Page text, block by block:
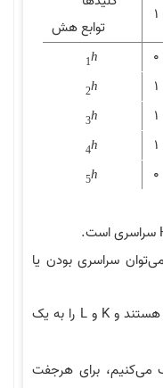
1
توابع هش
0
h
1
1
h
2
1
h
3
1
h
4
0
h
5
سراسری بودن یا
بیان 1: تعداد توابعی که در این خانواده هستند و K و L را به یک
می‌کنیم، برای هرجفت